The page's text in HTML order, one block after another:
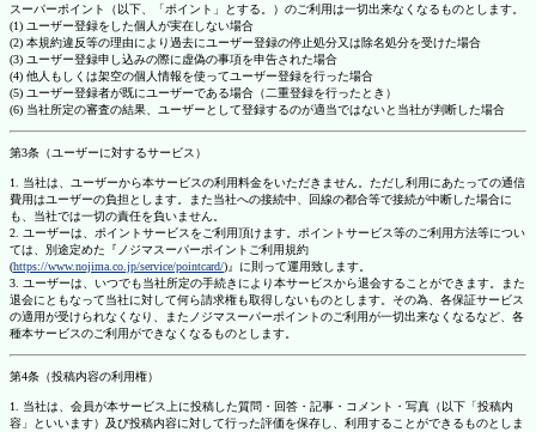
スーパーポイント（以下、「ポイント」とする。）のご利用は一切出来なくなるものとします。
(1) ユーザー登録をした個人が実在しない場合
(2) 本規約違反等の理由により過去にユーザー登録の停止処分又は除名処分を受けた場合
(3) ユーザー登録申し込みの際に虚偽の事項を申告された場合
(4) 他人もしくは架空の個人情報を使ってユーザー登録を行った場合
(5) ユーザー登録者が既にユーザーである場合（二重登録を行ったとき）
(6) 当社所定の審査の結果、ユーザーとして登録するのが適当ではないと当社が判断した場合
第3条（ユーザーに対するサービス）
1. 当社は、ユーザーから本サービスの利用料金をいただきません。ただし利用にあたっての通信
費用はユーザーの負担とします。また当社への接続中、回線の都合等で接続が中断した場合に
も、当社では一切の責任を負いません。
2. ユーザーは、ポイントサービスをご利用頂けます。ポイントサービス等のご利用方法等につい
ては、別途定めた『ノジマスーパーポイントご利用規約
(https://www.nojima.co.jp/service/pointcard/)』に則って運用致します。
3. ユーザーは、いつでも当社所定の手続きにより本サービスから退会することができます。また
退会にともなって当社に対して何ら請求権も取得しないものとします。その為、各保証サービス
の適用が受けられなくなり、またノジマスーパーポイントのご利用が一切出来なくなるなど、各
種本サービスのご利用ができなくなるものとします。
第4条（投稿内容の利用権）
1. 当社は、会員が本サービス上に投稿した質問・回答・記事・コメント・写真（以下「投稿内
容」といいます）及び投稿内容に対して行った評価を保存し、利用することができるものとしま